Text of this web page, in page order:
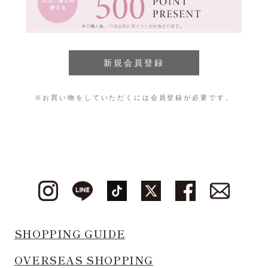
※お買い物をしていただくには会員登録が必要です。
SHOPPING GUIDE
OVERSEAS SHOPPING